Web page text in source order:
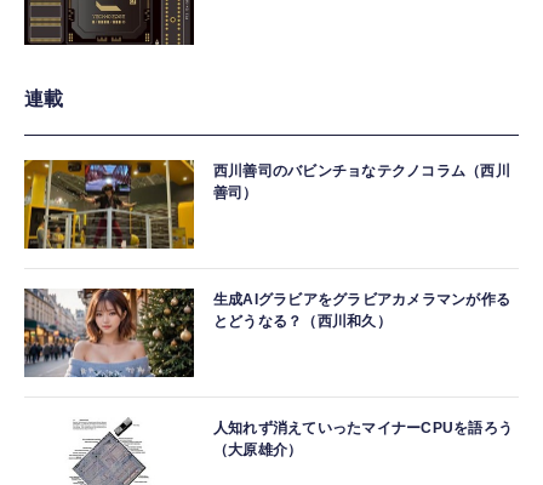
連載
西川善司のバビンチョなテクノコラム（西川
善司）
生成AIグラビアをグラビアカメラマンが作る
とどうなる？（西川和久）
人知れず消えていったマイナーCPUを語ろう
（大原雄介）